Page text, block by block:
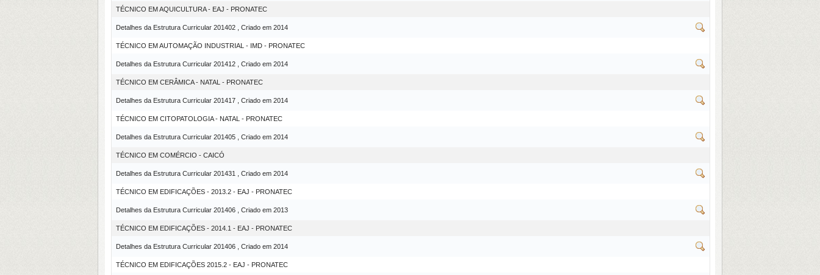
TÉCNICO EM AQUICULTURA - EAJ - PRONATEC
Detalhes da Estrutura Curricular 201402 , Criado em 2014
TÉCNICO EM AUTOMAÇÃO INDUSTRIAL - IMD - PRONATEC
Detalhes da Estrutura Curricular 201412 , Criado em 2014
TÉCNICO EM CERÂMICA - NATAL - PRONATEC
Detalhes da Estrutura Curricular 201417 , Criado em 2014
TÉCNICO EM CITOPATOLOGIA - NATAL - PRONATEC
Detalhes da Estrutura Curricular 201405 , Criado em 2014
TÉCNICO EM COMÉRCIO - CAICÓ
Detalhes da Estrutura Curricular 201431 , Criado em 2014
TÉCNICO EM EDIFICAÇÕES - 2013.2 - EAJ - PRONATEC
Detalhes da Estrutura Curricular 201406 , Criado em 2013
TÉCNICO EM EDIFICAÇÕES - 2014.1 - EAJ - PRONATEC
Detalhes da Estrutura Curricular 201406 , Criado em 2014
TÉCNICO EM EDIFICAÇÕES 2015.2 - EAJ - PRONATEC